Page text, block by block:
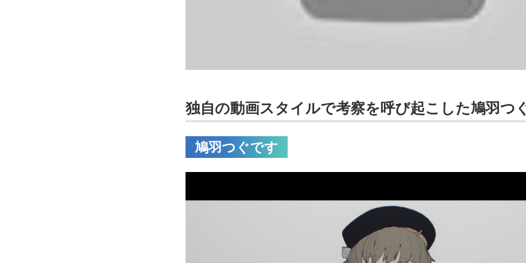
独自の動画スタイルで考察を呼び起こした鳩羽つ
鳩羽つぐです